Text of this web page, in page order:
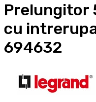
Prelungitor
cu
694632